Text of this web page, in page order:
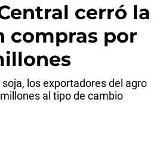
cerró la
compras por
los exportadores del agro
al tipo de cambio